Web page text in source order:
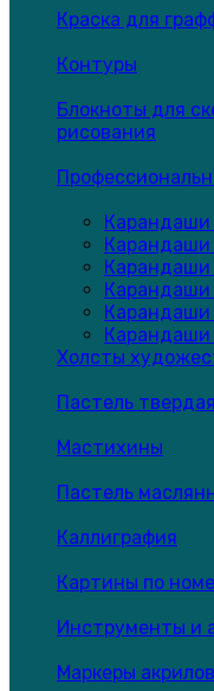
Краска для
Контуры
Блокноты для
рисования
Карандаши
Карандаши
Карандаши
Карандаши
Карандаши
Холсты
Пастель
Мастихины
Пастель
Каллиграфия
Картины по
Инструменты и
Маркеры